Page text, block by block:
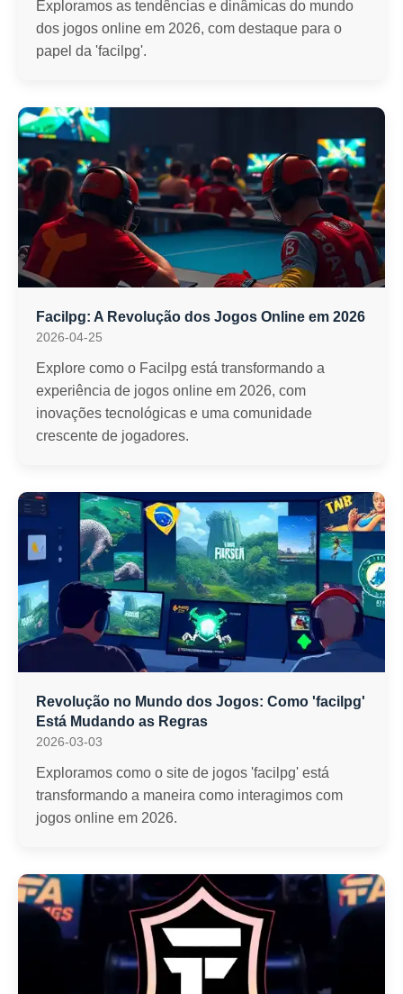
Exploramos as tendências e dinâmicas do mundo
dos jogos online em 2026, com destaque para o
papel da 'facilpg'.
Facilpg: A Revolução dos Jogos Online em 2026
2026-04-25
Explore como o Facilpg está transformando a
experiência de jogos online em 2026, com
inovações tecnológicas e uma comunidade
crescente de jogadores.
Revolução no Mundo dos Jogos: Como 'facilpg'
Está Mudando as Regras
2026-03-03
Exploramos como o site de jogos 'facilpg' está
transformando a maneira como interagimos com
jogos online em 2026.